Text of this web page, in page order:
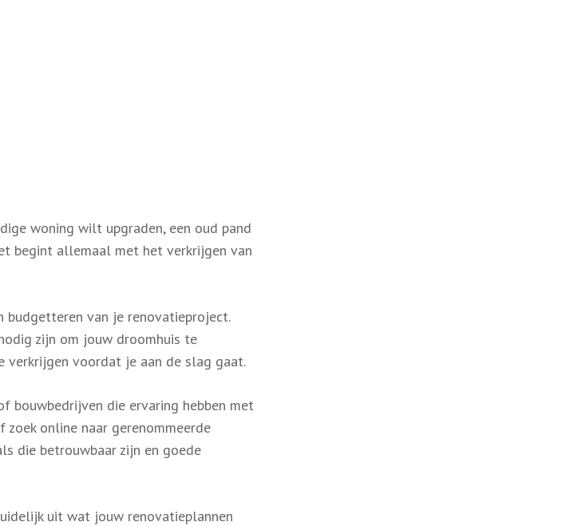
woning wilt upgraden, een oud pand
begint allemaal met het verkrijgen van
van je renovatieproject.
zijn om jouw droomhuis te
voordat je aan de slag gaat.
bouwbedrijven die ervaring hebben met
zoek online naar gerenommeerde
die betrouwbaar zijn en goede
uit wat jouw renovatieplannen